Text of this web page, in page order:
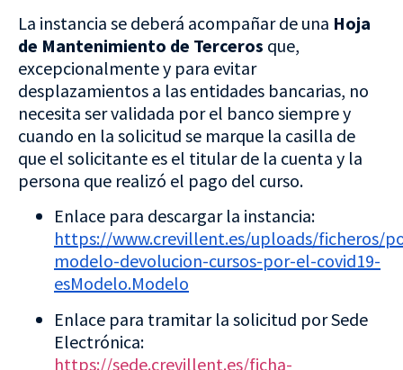
La instancia se deberá acompañar de una Hoja
de Mantenimiento de Terceros que,
excepcionalmente y para evitar
desplazamientos a las entidades bancarias, no
necesita ser validada por el banco siempre y
cuando en la solicitud se marque la casilla de
que el solicitante es el titular de la cuenta y la
persona que realizó el pago del curso.
Enlace para descargar la instancia:
https://www.crevillent.es/uploads/ficheros/
modelo-devolucion-cursos-por-el-covid19-
esModelo.Modelo
Enlace para tramitar la solicitud por Sede
Electrónica:
https://sede.crevillent.es/ficha-